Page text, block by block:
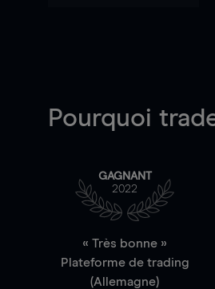
Pourquoi
GAGNANT
2022
« Très bonne »
Plateforme de trading
(Allemagne)